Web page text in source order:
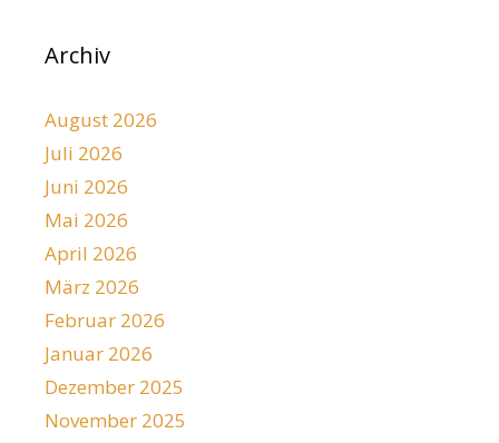
Archiv
August 2026
Juli 2026
Juni 2026
Mai 2026
April 2026
März 2026
Februar 2026
Januar 2026
Dezember 2025
November 2025